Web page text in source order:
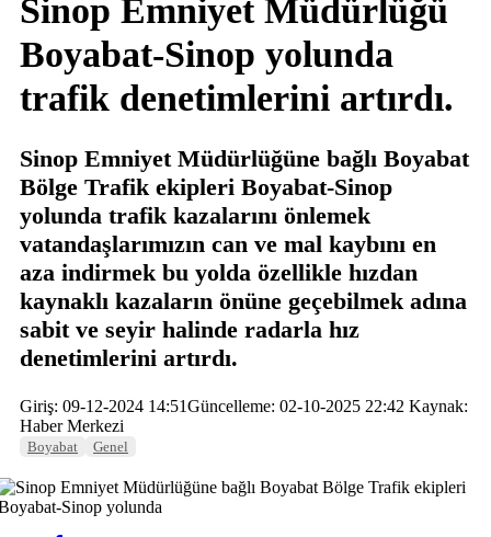
Sinop Emniyet Müdürlüğü
Boyabat-Sinop yolunda
trafik denetimlerini artırdı.
Sinop Emniyet Müdürlüğüne bağlı Boyabat
Bölge Trafik ekipleri Boyabat-Sinop
yolunda trafik kazalarını önlemek
vatandaşlarımızın can ve mal kaybını en
aza indirmek bu yolda özellikle hızdan
kaynaklı kazaların önüne geçebilmek adına
sabit ve seyir halinde radarla hız
denetimlerini artırdı.
Giriş: 09-12-2024 14:51Güncelleme: 02-10-2025 22:42 Kaynak:
Haber Merkezi
Boyabat Genel